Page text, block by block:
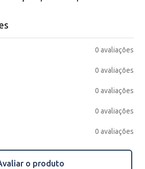
0 avaliações
0 avaliações
0 avaliações
0 avaliações
0 avaliações
o produto